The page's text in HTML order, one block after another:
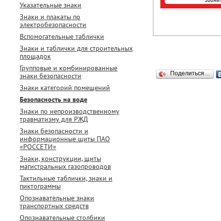
Указательные знаки
Знаки и плакаты по
электробезопасности
Вспомогательные таблички
Знаки и таблички для строительных
площадок
Групповые и комбинированные
знаки безопасности
Знаки категорий помещений
Безопасность на воде
Знаки по непроизводственному
травматизму для РЖД
Знаки безопасности и
информационные щиты ПАО
«РОССЕТИ»
Знаки, конструкции, щиты
магистральных газопроводов
Тактильные таблички, знаки и
пиктограммы
Опознавательные знаки
транспортных средств
Опознавательные столбики
Поделиться…